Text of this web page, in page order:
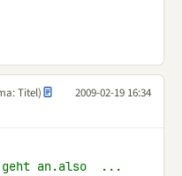
Titel)
2009-02-19 16:34
an.also  ...